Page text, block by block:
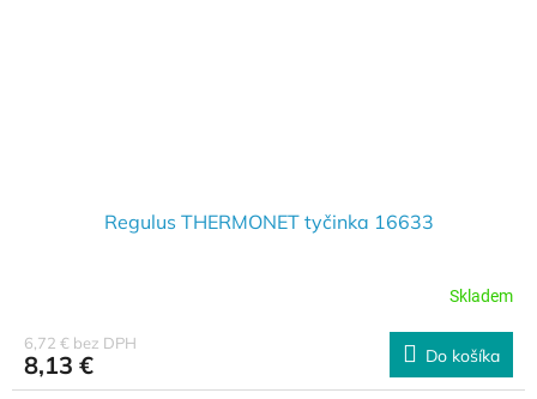
Regulus THERMONET tyčinka 16633
Skladem
6,72 € bez DPH
8,13 € Do košíka